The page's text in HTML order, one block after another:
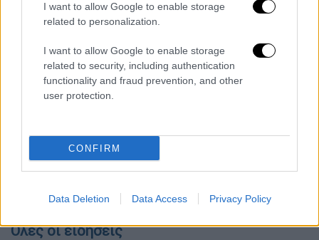
I want to allow Google to enable storage
related to personalization.
I want to allow Google to enable storage
related to security, including authentication
functionality and fraud prevention, and other
user protection.
CONFIRM
Data Deletion Data Access Privacy Policy
5362630.jpg
EUROKINISSI / ΘΟΔΩΡΗΣ ΝΙΚΟΛΑΟΥ
Όλες οι ειδήσεις